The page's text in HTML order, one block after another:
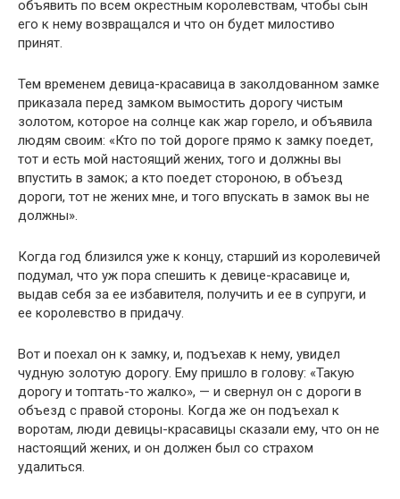
объявить по всем окрестным королевствам, чтобы сын
его к нему возвращался и что он будет милостиво
принят.
Тем временем девица-красавица в заколдованном замке
приказала перед замком вымостить дорогу чистым
золотом, которое на солнце как жар горело, и объявила
людям своим: «Кто по той дороге прямо к замку поедет,
тот и есть мой настоящий жених, того и должны вы
впустить в замок; а кто поедет стороною, в объезд
дороги, тот не жених мне, и того впускать в замок вы не
должны».
Когда год близился уже к концу, старший из королевичей
подумал, что уж пора спешить к девице-красавице и,
выдав себя за ее избавителя, получить и ее в супруги, и
ее королевство в придачу.
Вот и поехал он к замку, и, подъехав к нему, увидел
чудную золотую дорогу. Ему пришло в голову: «Такую
дорогу и топтать-то жалко», — и свернул он с дороги в
объезд с правой стороны. Когда же он подъехал к
воротам, люди девицы-красавицы сказали ему, что он не
настоящий жених, и он должен был со страхом
удалиться.